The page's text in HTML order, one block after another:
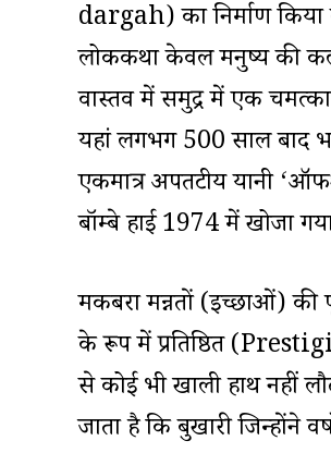
dargah) का निर्माण किया
लोककथा केवल मनुष्य की
वास्तव में समुद्र में एक
यहां लगभग 500 साल बाद
एकमात्र अपतटीय यानी
बॉम्बे हाई 1974 में खोजा
मकबरा मन्नतों (इच्छाओं) की
के रूप में प्रतिष्ठित
से कोई भी खाली हाथ नहीं
जाता है कि बुखारी जिन्होंने